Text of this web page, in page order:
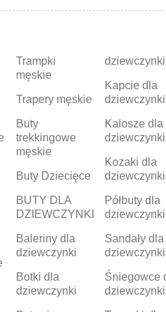
Trampki
męskie
Trapery męskie
Buty
trekkingowe
męskie
Buty Dziecięce
BUTY DLA
DZIEWCZYNKI
Baleriny dla
dziewczynki
Botki dla
dziewczynki
dziewczynki
Kapcie dla
dziewczynki
Kalosze dla
dziewczynki
Kozaki dla
dziewczynki
Półbuty dla
dziewczynki
Sandały dla
dziewczynki
Śniegowce
dziewczynki